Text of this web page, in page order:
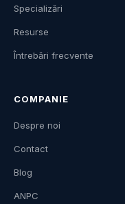
Specializări
Resurse
Întrebări frecvente
COMPANIE
Despre noi
Contact
Blog
ANPC